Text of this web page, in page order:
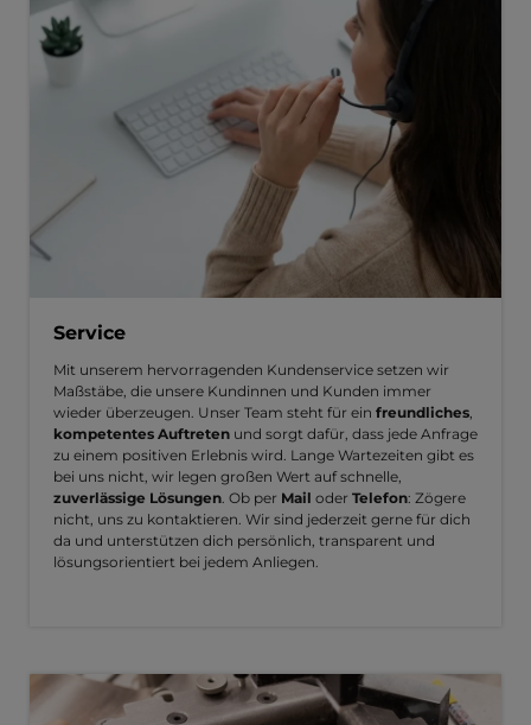
Service
Mit unserem hervorragenden Kundenservice setzen wir
Maßstäbe, die unsere Kundinnen und Kunden immer
wieder überzeugen. Unser Team steht für ein freundliches
kompetentes Auftreten und sorgt dafür, dass jede Anfrage
zu einem positiven Erlebnis wird. Lange Wartezeiten gibt es
bei uns nicht, wir legen großen Wert auf schnelle,
zuverlässige Lösungen . Ob per Mail oder Telefon: Zögere
nicht, uns zu kontaktieren. Wir sind jederzeit gerne für dich
da und unterstützen dich persönlich, transparent und
lösungsorientiert bei jedem Anliegen.